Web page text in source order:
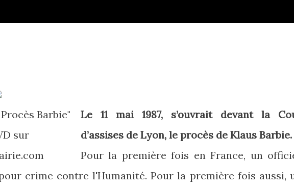
Barbie"
sur
Le 11 mai 1987, s’ouvrait devant la
d’assises de Lyon, le procès de Klaus Barbie.
Pour la première fois en France, un
crime contre l'Humanité. Pour la première fois aussi,